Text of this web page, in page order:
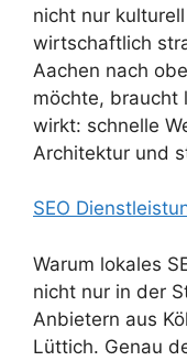
nicht nur
wirtschaftlich
Aachen nach
möchte, braucht
wirkt: schnelle
Architektur und
SEO
Warum lokales
nicht nur in der
Anbietern aus
Lüttich. Genau